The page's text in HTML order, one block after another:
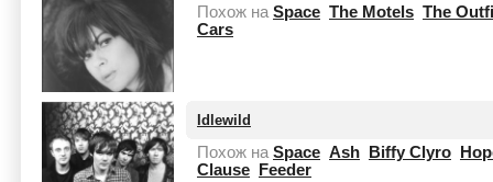
Похож на Space The Motels The
Cars
Idlewild
Похож на Space Ash Biffy Clyro
Clause
Feeder